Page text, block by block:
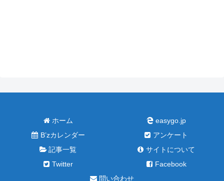
ホーム
easygo.jp
B’zカレンダー
アンケート
記事一覧
サイトについて
Twitter
Facebook
問い合わせ